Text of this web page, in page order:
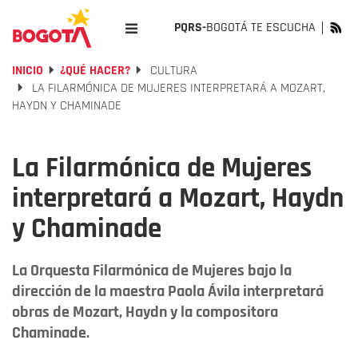
PQRS-BOGOTÁ TE ESCUCHA
INICIO ¿QUÉ HACER?
CULTURA
LA FILARMÓNICA DE MUJERES INTERPRETARÁ A MOZART,
HAYDN Y CHAMINADE
La Filarmónica de Mujeres
interpretará a Mozart, Haydn
y Chaminade
La Orquesta Filarmónica de Mujeres bajo la
dirección de la maestra Paola Ávila interpretará
obras de Mozart, Haydn y la compositora
Chaminade.